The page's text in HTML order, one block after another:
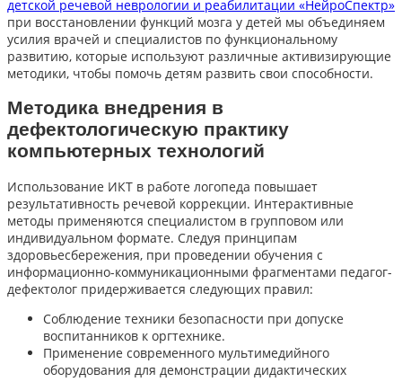
детской речевой неврологии и реабилитации «НейроСпектр»
при восстановлении функций мозга у детей мы объединяем
усилия врачей и специалистов по функциональному
развитию, которые используют различные активизирующие
методики, чтобы помочь детям развить свои способности.
Методика внедрения в
дефектологическую практику
компьютерных технологий
Использование ИКТ в работе логопеда повышает
результативность речевой коррекции. Интерактивные
методы применяются специалистом в групповом или
индивидуальном формате. Следуя принципам
здоровьесбережения, при проведении обучения с
информационно-коммуникационными фрагментами педагог-
дефектолог придерживается следующих правил:
Соблюдение техники безопасности при допуске
воспитанников к оргтехнике.
Применение современного мультимедийного
оборудования для демонстрации дидактических